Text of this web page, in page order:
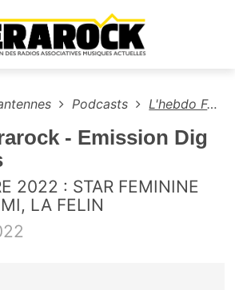
au contenu principal
Podcasts L'hebdo Ferarock - Emission Dig Dig Diggers
- Emission Dig
2022 : STAR FEMININE
LA FELIN